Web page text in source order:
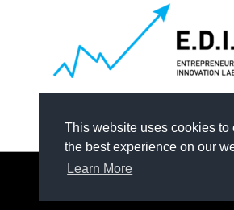
This website uses cookies to
the best experience on our
Learn More
© 2026 Edilab